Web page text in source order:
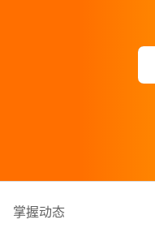
掌握动态